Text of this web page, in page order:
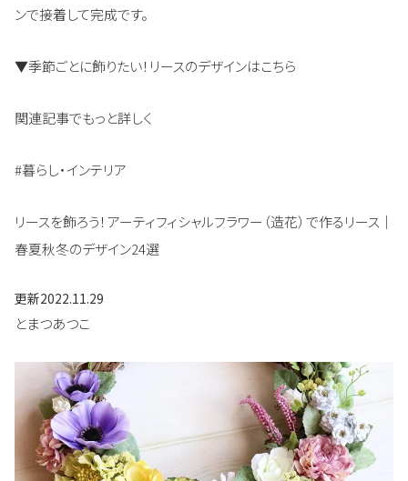
ンで接着して完成です。
▼季節ごとに飾りたい！リースのデザインはこちら
関連記事でもっと詳しく
#暮らし・インテリア
リースを飾ろう！アーティフィシャルフラワー（造花）で作るリース｜
春夏秋冬のデザイン24選
更新2022.11.29
とまつあつこ